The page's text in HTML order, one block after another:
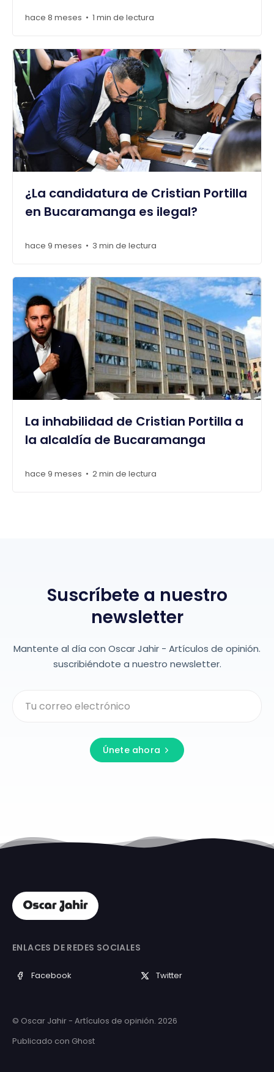
hace 8 meses • 1 min de lectura
¿La candidatura de Cristian Portilla
en Bucaramanga es ilegal?
hace 9 meses • 3 min de lectura
La inhabilidad de Cristian Portilla a
la alcaldía de Bucaramanga
hace 9 meses • 2 min de lectura
Suscríbete a nuestro
newsletter
Mantente al día con Oscar Jahir - Artículos de opinión.
suscribiéndote a nuestro newsletter.
Únete ahora
ENLACES DE REDES SOCIALES
Facebook Twitter
© Oscar Jahir - Artículos de opinión. 2026
Publicado con Ghost